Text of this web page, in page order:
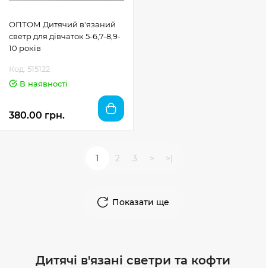
ОПТОМ Дитячий в'язаний
светр для дівчаток 5-6,7-8,9-
10 років
Код: 515122
В наявності
380.00 грн.
Показати ще
1 2 3 > >|
Дитячі в'язані светри та кофти